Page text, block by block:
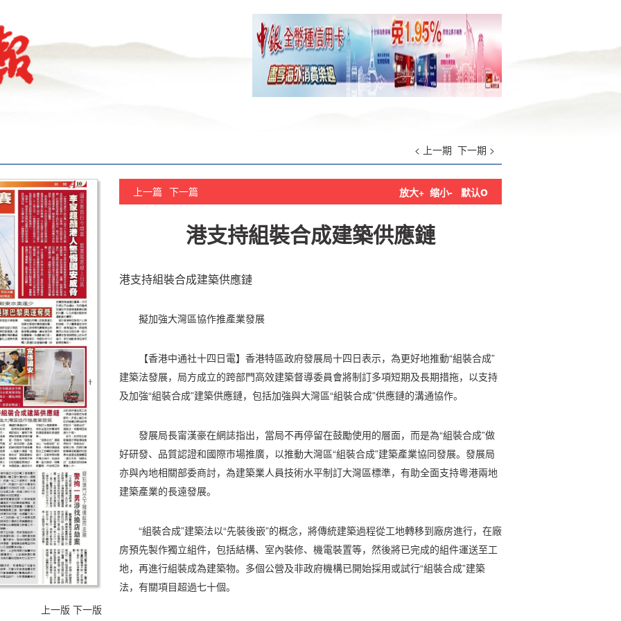
< 上一期 下一期 >
上一版 下一版
上一篇 下一篇 放大+ 缩小- 默认o
港支持組裝合成建築供應鏈
港支持組裝合成建築供應鏈
擬加強大灣區協作推產業發展
【香港中通社十四日電】香港特區政府發展局十四日表示，為更好地推動“組裝合成”
建築法發展，局方成立的跨部門高效建築督導委員會將制訂多項短期及長期措拖，以支持
及加強“組裝合成”建築供應鏈，包括加強與大灣區“組裝合成”供應鏈的溝通協作。
發展局長甯漢豪在網誌指出，當局不再停留在鼓勵使用的層面，而是為“組裝合成”做
好研發、品質認證和國際市場推廣，以推動大灣區“組裝合成”建築產業協同發展。發展局
亦與內地相關部委商討，為建築業人員技術水平制訂大灣區標準，有助全面支持粵港兩地
建築產業的長遠發展。
“組裝合成”建築法以“先裝後嵌”的概念，將傳統建築過程從工地轉移到廠房進行，在廠
房預先製作獨立組件，包括結構、室內裝修、機電裝置等，然後將已完成的組件運送至工
地，再進行組裝成為建築物。多個公營及非政府機構已開始採用或試行“組裝合成”建築
法，有關項目超過七十個。